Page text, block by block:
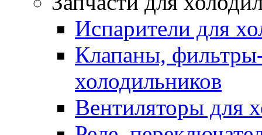
Испарители для
Клапаны,
холодильников
Вентиляторы для